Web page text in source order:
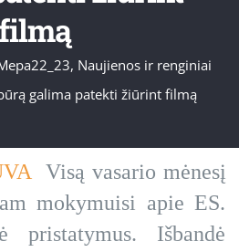
filmą
, Naujienos ir renginiai
galima patekti žiūrint filmą
Visą vasario mėnesį
mokymuisi apie ES.
pristatymus. Išbandė